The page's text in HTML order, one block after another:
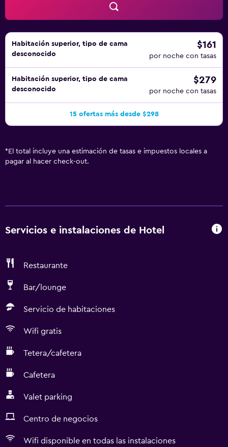
Habitación superior, tipo de cama
desconocido
$161
por noche con tasas
Habitación superior, tipo de cama
desconocido
$279
por noche con tasas
15 ofertas más desde $298
* El total incluye una estimación de tasas e impuestos locales a
pagar al hacer check-out.
Servicios e instalaciones de Hotel
Restaurante
Bar/lounge
Servicio de habitaciones
Wifi gratis
Tetera/cafetera
Cafetera
Valet parking
Centro de negocios
Wifi disponible en todas las instalaciones